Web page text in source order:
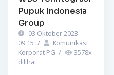
Pupuk Indonesia
Group
03 Oktober 2023
09:15 /
Komunikasi
Korporat PG / 3578x
dilihat